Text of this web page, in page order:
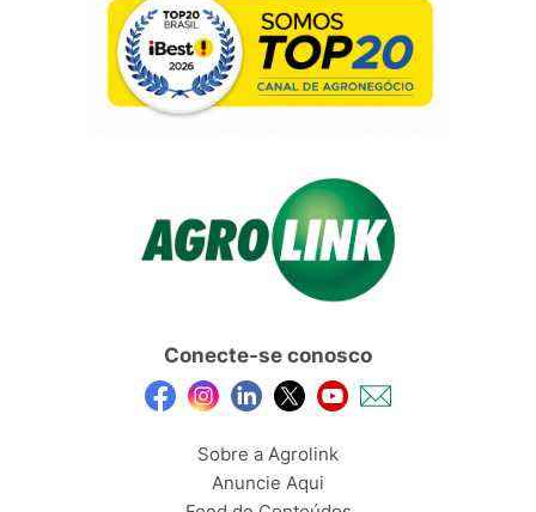
Conecte-se conosco
Sobre a Agrolink
Anuncie Aqui